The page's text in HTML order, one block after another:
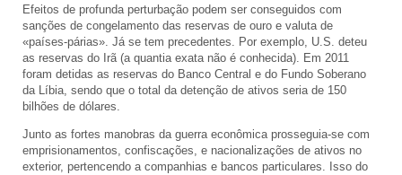
Efeitos de profunda perturbação podem ser conseguidos com
sanções de congelamento das reservas de ouro e valuta de
«países-párias». Já se tem precedentes. Por exemplo, U.S. deteu
as reservas do Irã (a quantia exata não é conhecida). Em 2011
foram detidas as reservas do Banco Central e do Fundo Soberano
da Líbia, sendo que o total da detenção de ativos seria de 150
bilhões de dólares.
Junto as fortes manobras da guerra econômica prosseguia-se com
emprisionamentos, confiscações, e nacionalizações de ativos no
exterior, pertencendo a companhias e bancos particulares. Isso do